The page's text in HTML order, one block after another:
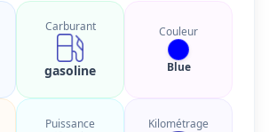
Carburant
gasoline
Couleur
Blue
Puissance Kilométrage